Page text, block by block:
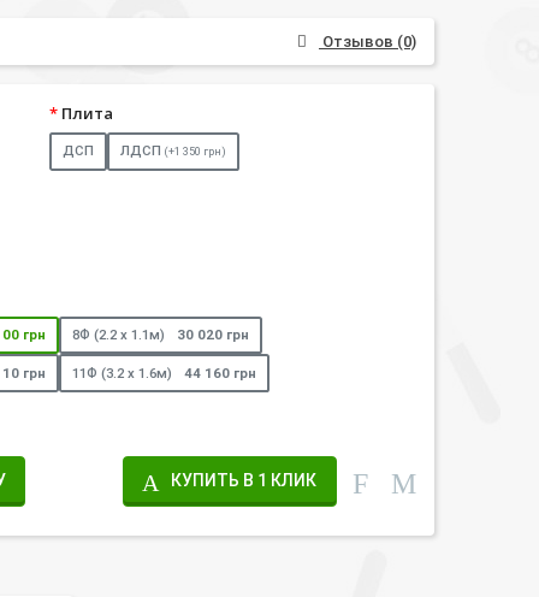
Отзывов (0)
Плита
ДСП ЛДСП(+1 350 грн)
грн 8Ф (2.2 х 1.1м) 30 020 грн
грн 11Ф (3.2 х 1.6м) 44 160 грн
КУПИТЬ В 1 КЛИК